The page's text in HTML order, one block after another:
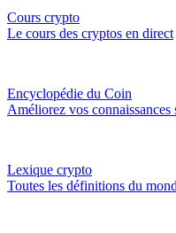
Cours crypto
Le cours des cryptos en direct
Encyclopédie du Coin
Améliorez vos connaissances
Lexique crypto
Toutes les définitions du